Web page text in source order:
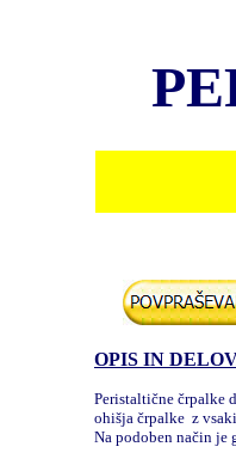
OPIS IN
Peristaltične črpalke
ohišja črpalke z
Na podoben način je